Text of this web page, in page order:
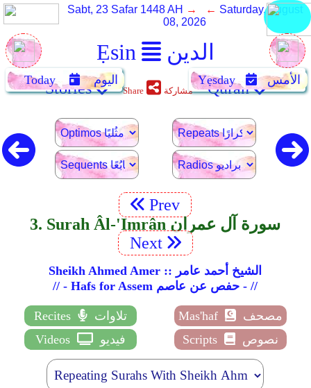
Ẹsin الدين
Sabt, 23 Safar 1448 AH → ← Saturday, August
08, 2026
Today اليوم Yẹsday الأمس Stories Share مشاركة Quran
Prev
3. Surah Âl-'Imrân سورة آل عمران
Next
Sheikh Ahmed Amer :: الشيخ أحمد عامر
// - Hafs for Assem حفص عن عاصم - //
Recites تلاوات Mas'haf
مصحف
Videos
فيديو Scripts نصوص